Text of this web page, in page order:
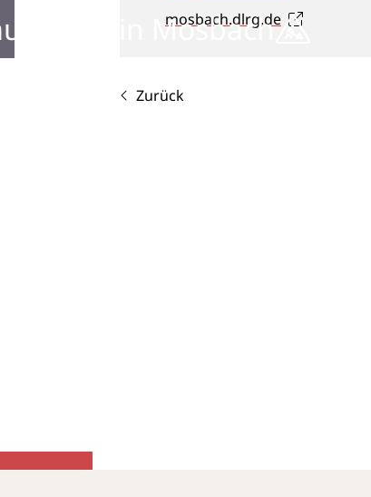
in Mosbach
mosbach.dlrg.de
Zurück